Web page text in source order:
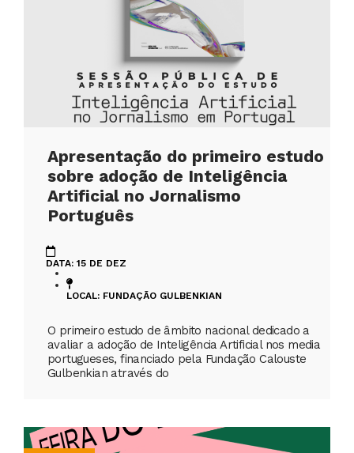
Apresentação do primeiro estudo
sobre adoção de Inteligência
Artificial no Jornalismo
Português
DATA: 15 DE DEZ
LOCAL: FUNDAÇÃO GULBENKIAN
O primeiro estudo de âmbito nacional dedicado a
avaliar a adoção de Inteligência Artificial nos media
portugueses, financiado pela Fundação Calouste
Gulbenkian através do